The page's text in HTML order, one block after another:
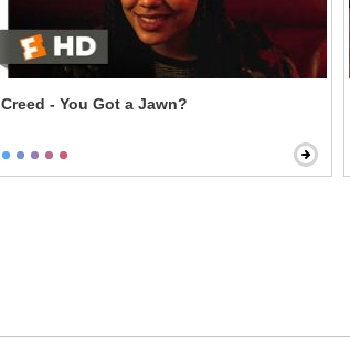
Creed - You Got a Jawn?